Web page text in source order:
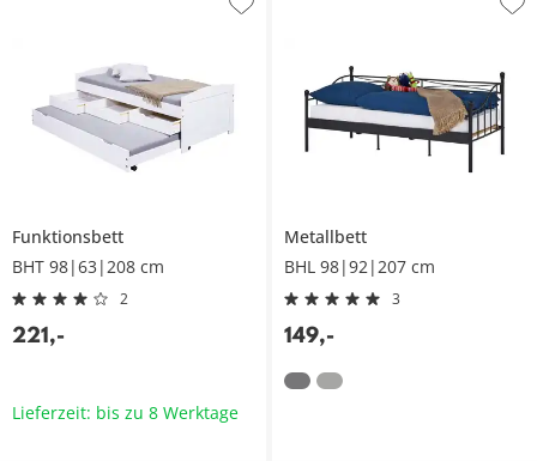
Funktionsbett
BHT 98|63|208 cm
2
221,-
Lieferzeit: bis zu 8 Werktage
Metallbett
BHL 98|92|207 cm
3
149,-